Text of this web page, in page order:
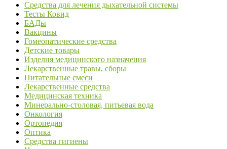
Средства для лечения дыхательной системы
Тесты Ковид
БАДы
Вакцины
Гомеопатические средства
Детские товары
Изделия медицинского назначения
Лекарственные травы, сборы
Питательные смеси
Лекарственные средства
Медицинская техника
Минерально-столовая, питьевая вода
Онкология
Ортопедия
Оптика
Средства гигиены